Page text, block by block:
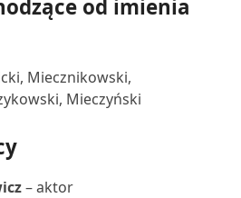
od imienia
Miecznikowski,
Mieczyński
– aktor